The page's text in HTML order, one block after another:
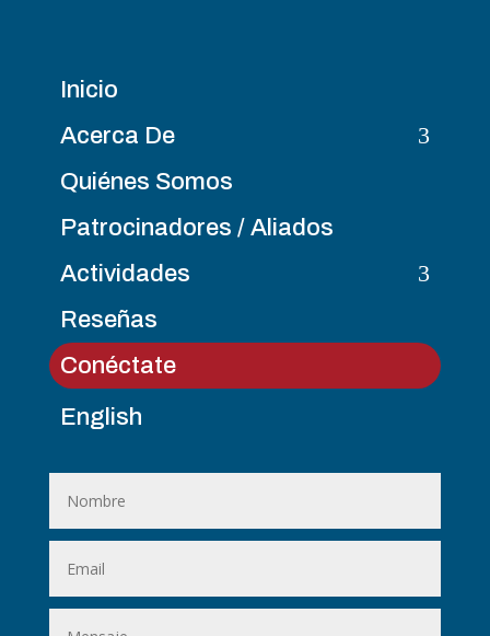
Inicio
Acerca De
3
Quiénes Somos
Patrocinadores / Aliados
Actividades
3
Reseñas
Conéctate
English